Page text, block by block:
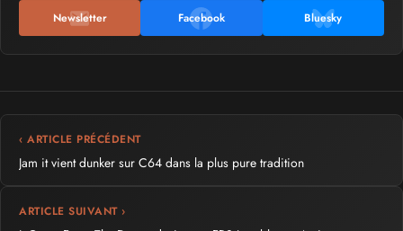
Newsletter Facebook Bluesky
‹ ARTICLE PRÉCÉDENT
Jam it vient dunker sur C64 dans la plus pure tradition
ARTICLE SUIVANT ›